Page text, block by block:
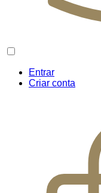
Entrar
Criar conta